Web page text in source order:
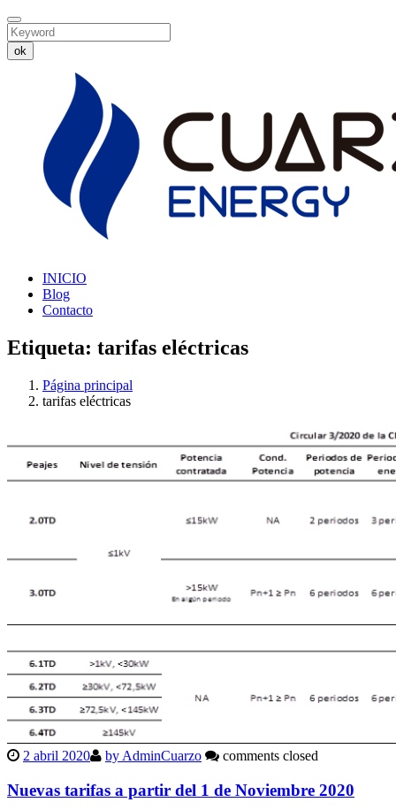
ok
INICIO
Blog
Contacto
Etiqueta: tarifas eléctricas
Página principal
tarifas eléctricas
2 abril 2020 by AdminCuarzo comments closed
Nuevas tarifas a partir del 1 de Noviembre 2020